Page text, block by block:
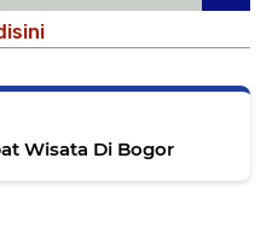
Wisata Di Bogor